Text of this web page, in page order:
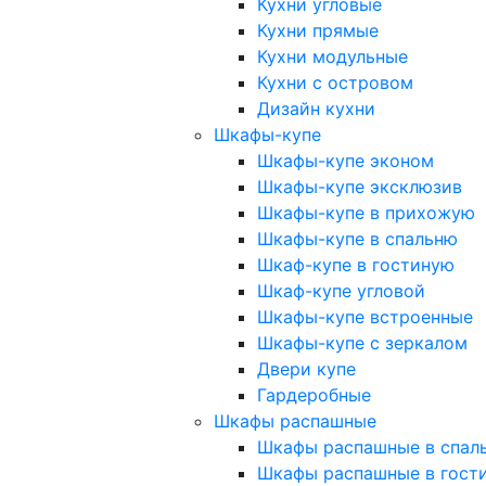
Кухни угловые
Кухни прямые
Кухни модульные
Кухни с островом
Дизайн кухни
Шкафы-купе
Шкафы-купе эконом
Шкафы-купе эксклюзив
Шкафы-купе в прихожую
Шкафы-купе в спальню
Шкаф-купе в гостиную
Шкаф-купе угловой
Шкафы-купе встроенные
Шкафы-купе с зеркалом
Двери купе
Гардеробные
Шкафы распашные
Шкафы распашные в
Шкафы распашные в